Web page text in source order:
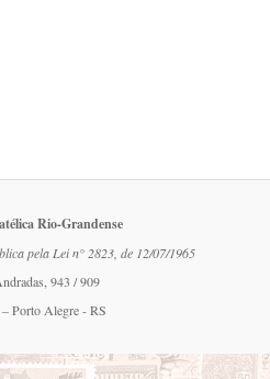
Rio-Grandense
pela Lei n° 2823, de 12/07/1965
943 / 909
Porto Alegre - RS